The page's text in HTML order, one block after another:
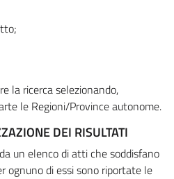
la ricerca selezionando,
le Regioni/Province autonome.
DEI RISULTATI
un elenco di atti che soddisfano
ognuno di essi sono riportate le